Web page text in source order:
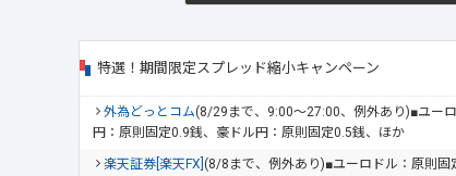
特選！期間限定スプレッド縮小キャンペーン
外為どっとコム(8/29まで、9:00～27:00、例外あり)■ユー
円：原則固定0.9銭、豪ドル円：原則固定0.5銭、ほか
楽天証券[楽天FX] (8/8まで、例外あり)■ユーロドル：原則